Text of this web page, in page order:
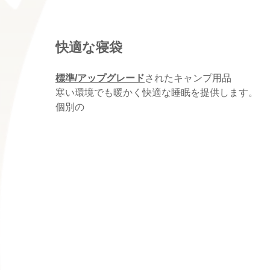
快適な寝袋
標準/アップグレードされたキャンプ用品
寒い環境でも暖かく快適な睡眠を提供します。
個別の